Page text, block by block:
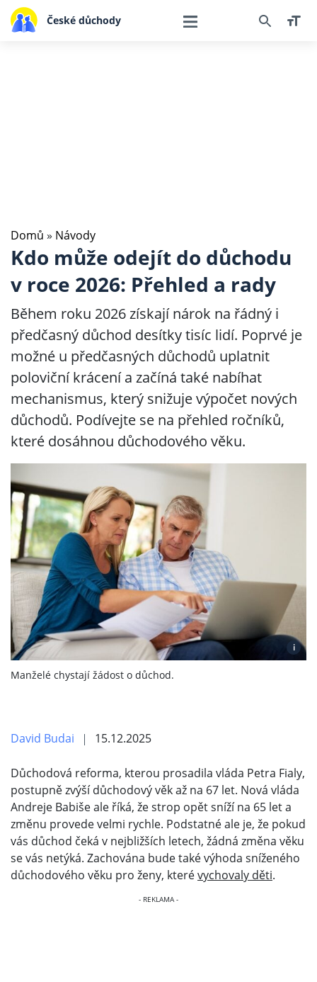
České důchody
Domů » Návody
Kdo může odejít do důchodu
v roce 2026: Přehled a rady
Během roku 2026 získají nárok na řádný i
předčasný důchod desítky tisíc lidí. Poprvé je
možné u předčasných důchodů uplatnit
poloviční krácení a začíná také nabíhat
mechanismus, který snižuje výpočet nových
důchodů. Podívejte se na přehled ročníků,
které dosáhnou důchodového věku.
i
Manželé chystají žádost o důchod.
David Budai 15.12.2025
Důchodová reforma, kterou prosadila vláda Petra Fialy,
postupně zvýší důchodový věk až na 67 let. Nová vláda
Andreje Babiše ale říká, že strop opět sníží na 65 let a
změnu provede velmi rychle. Podstatné ale je, že pokud
vás důchod čeká v nejbližších letech, žádná změna věku
se vás netýká. Zachována bude také výhoda sníženého
důchodového věku pro ženy, kterévychovaly děti.